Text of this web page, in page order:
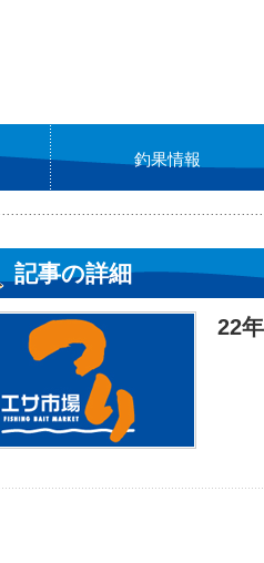
釣果情報
記事の詳細
22